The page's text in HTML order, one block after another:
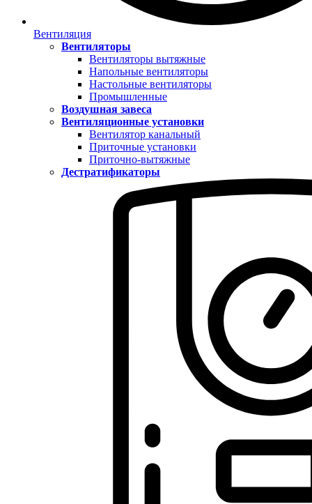
Вентиляция
Вентиляторы
Вентиляторы вытяжные
Напольные вентиляторы
Настольные вентиляторы
Промышленные
Воздушная завеса
Вентиляционные установки
Вентилятор канальный
Приточные установки
Приточно-вытяжные
Дестратификаторы